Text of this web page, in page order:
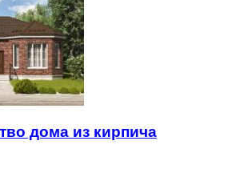
дома из кирпича